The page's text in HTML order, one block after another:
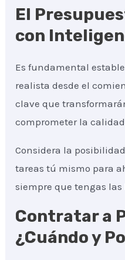
El
con
Es fundamental
realista desde el
clave que
comprometer la
Considera la
tareas tú mismo para
siempre que tengas
Contratar a
¿Cuándo y